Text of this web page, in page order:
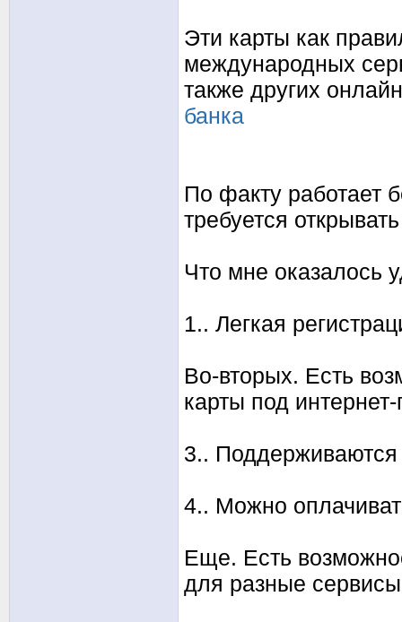
Эти карты как
международных
также других
банка
По факту работает
требуется
Что мне оказалось
1.. Легкая
Во-вторых. Есть
карты под
3.. Поддерживаются
4.. Можно
Еще. Есть
для разные